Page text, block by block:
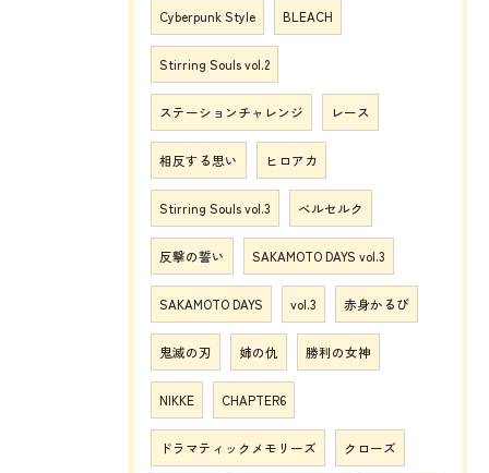
Cyberpunk Style BLEACH
Stirring Souls vol.2
ステーションチャレンジ レース
相反する思い ヒロアカ
Stirring Souls vol.3 ベルセルク
反撃の誓い SAKAMOTO DAYS vol.3
SAKAMOTO DAYS vol.3 赤身かるび
鬼滅の刃 姉の仇 勝利の女神
NIKKE CHAPTER6
ドラマティックメモリーズ クローズ